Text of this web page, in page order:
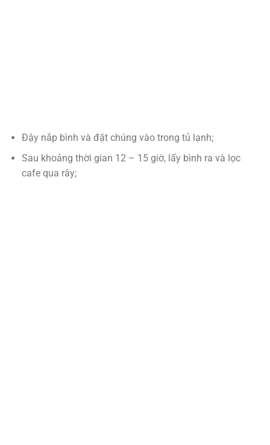
Đậy nắp bình và đặt chúng vào trong tủ lạnh;
Sau khoảng thời gian 12 – 15 giờ, lấy bình ra và lọc
cafe qua rây;